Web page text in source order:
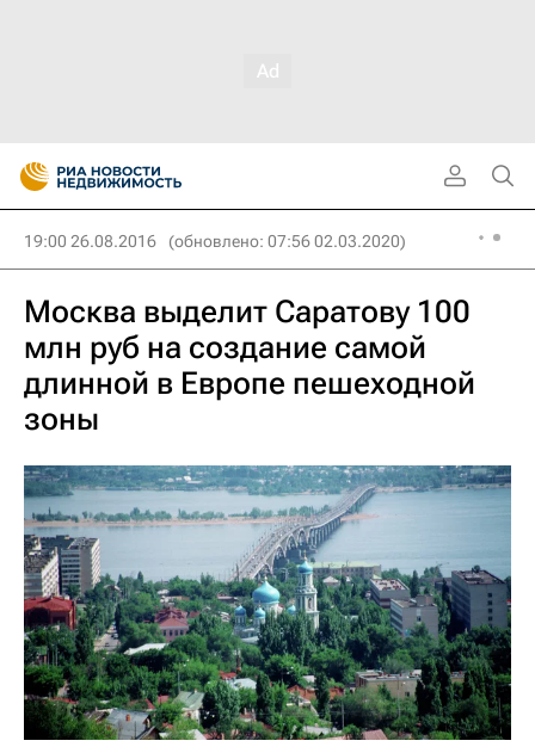
19:00 26.08.2016 (обновлено: 07:56 02.03.2020)
Москва выделит Саратову 100
млн руб на создание самой
длинной в Европе пешеходной
зоны